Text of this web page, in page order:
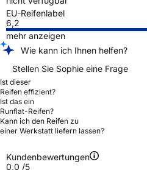
EU-Reifenlabel
6,2
mehr anzeigen
Wie kann ich Ihnen helfen?
Stellen Sie Sophie eine Frage
Ist dieser
Reifen effizient?
Ist das ein
Runflat-Reifen?
Kann ich den Reifen zu
einer Werkstatt liefern lassen?
Kundenbewertungen
0,0 /5